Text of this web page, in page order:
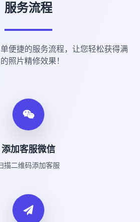
服务流程
便捷的服务流程，让您轻松获得满
照片精修效果！
添加客服微信
描二维码添加客服